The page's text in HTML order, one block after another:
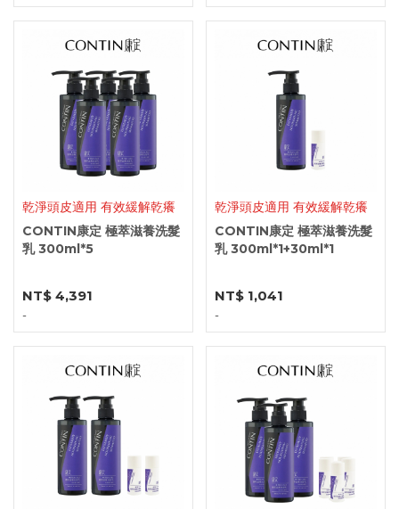
乾淨頭皮適用 有效緩解乾癢
CONTIN康定 極萃滋養洗髮
乳 300ml*5
NT$ 4,391
-
乾淨頭皮適用 有效緩解乾癢
CONTIN康定 極萃滋養洗髮
乳 300ml*1+30ml*1
NT$ 1,041
-